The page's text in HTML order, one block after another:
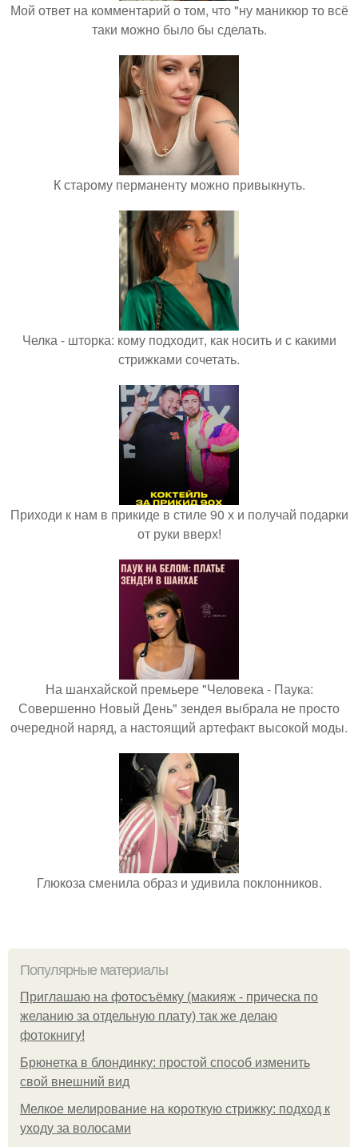
Мой ответ на комментарий о том, что "ну маникюр то всё
таки можно было бы сделать.
К старому перманенту можно привыкнуть.
Челка - шторка: кому подходит, как носить и с какими
стрижками сочетать.
Приходи к нам в прикиде в стиле 90 х и получай подарки
от руки вверх!
На шанхайской премьере "Человека - Паука:
Совершенно Новый День" зендея выбрала не просто
очередной наряд, а настоящий артефакт высокой моды.
Глюкоза сменила образ и удивила поклонников.
Популярные материалы
Приглашаю на фотосъёмку (макияж - прическа по
желанию за отдельную плату) так же делаю
фотокнигу!
Брюнетка в блондинку: простой способ изменить
свой внешний вид
Мелкое мелирование на короткую стрижку: подход к
уходу за волосами